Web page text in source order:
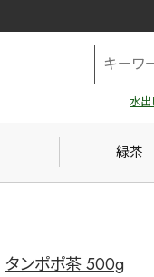
水出
緑茶
タンポポ茶 500g